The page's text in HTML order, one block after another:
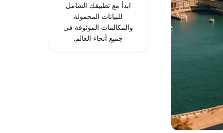
ابدأ مع تطبيقك الشامل
للبيانات المحمولة
والمكالمات الموثوقة في
جميع أنحاء العالم.